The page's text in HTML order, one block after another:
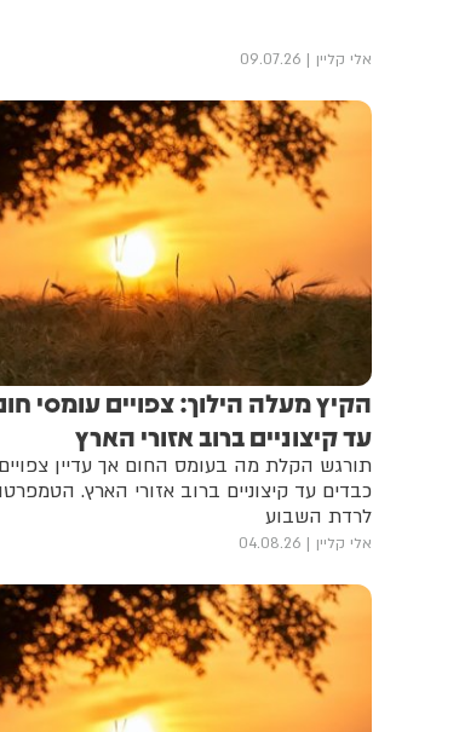
אלי קליין 09.07.26
הקיץ מעלה הילוך: צפויים עומסי
עד קיצוניים ברוב אזורי הארץ
תורגש הקלת מה בעומס החום אך עדיין
כבדים עד קיצוניים ברוב אזורי הארץ.
לרדת השבוע
אלי קליין 04.08.26